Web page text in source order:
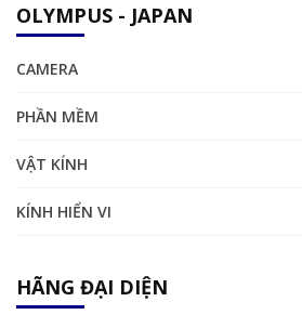
OLYMPUS - JAPAN
CAMERA
PHẦN MỀM
VẬT KÍNH
KÍNH HIỂN VI
HÃNG ĐẠI DIỆN